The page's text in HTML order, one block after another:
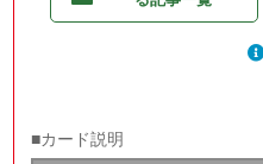
■カード説明